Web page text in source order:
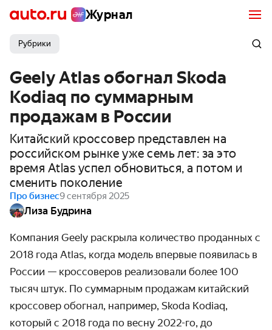
Журнал
Рубрики
Geely Atlas обогнал Skoda
Kodiaq по суммарным
продажам в России
Китайский кроссовер представлен на
российском рынке уже семь лет: за это
время Atlas успел обновиться, а потом и
сменить поколение
Про бизнес9 сентября 2025
Лиза Будрина
Компания Geely раскрыла количество проданных с
2018 года Atlas, когда модель впервые появилась в
России — кроссоверов реализовали более 100
тысяч штук. По суммарным продажам китайский
кроссовер обогнал, например, Skoda Kodiaq,
который с 2018 года по весну 2022-го, до